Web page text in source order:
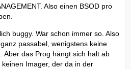
Also einen BSOD pro
buggy. War schon immer so. Also
passabel, wenigstens keine
Aber das Prog hängt sich halt ab
Imager, der da in der